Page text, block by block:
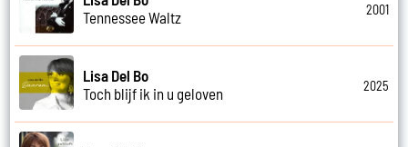
Tennessee Waltz
2001
Lisa Del Bo
Toch blijf ik in u geloven
2025